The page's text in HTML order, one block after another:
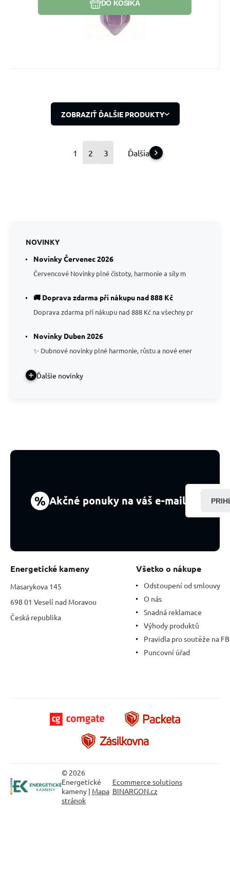
DO KOŠÍKA
ZOBRAZIŤ ĎALŠIE PRODUKTY
1 2 3 Ďalšia
NOVINKY
Novinky Červenec 2026
Červencové Novinky plné čistoty, harmonie a síly m
🚚 Doprava zdarma při nákupu nad 888 Kč
Doprava zdarma při nákupu nad 888 Kč na všechny pr
Novinky Duben 2026
✨ Dubnové novinky plné harmonie, růstu a nové ener
Ďalšie novinky
% Akčné ponuky na váš e-mail
Energetické kameny
Masarykova 145
698 01 Veselí nad Moravou
Česká republika
Všetko o nákupe
Odstoupení od smlouvy
O nás
Snadná reklamace
Výhody produktů
Pravidla pro soutěže na FB
Puncovní úřad
© 2026
Energetické
kameny | Mapa
stránok
Ecommerce solutions
BINARGON.cz